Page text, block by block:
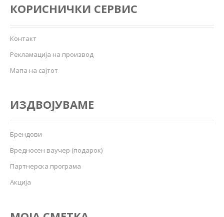
КОРИСНИЧКИ СЕРВИС
Контакт
Рекламација на производ
Мапа на сајтот
ИЗДВОЈУВАМЕ
Брендови
Вредносен ваучер (подарок)
Партнерска програма
Акција